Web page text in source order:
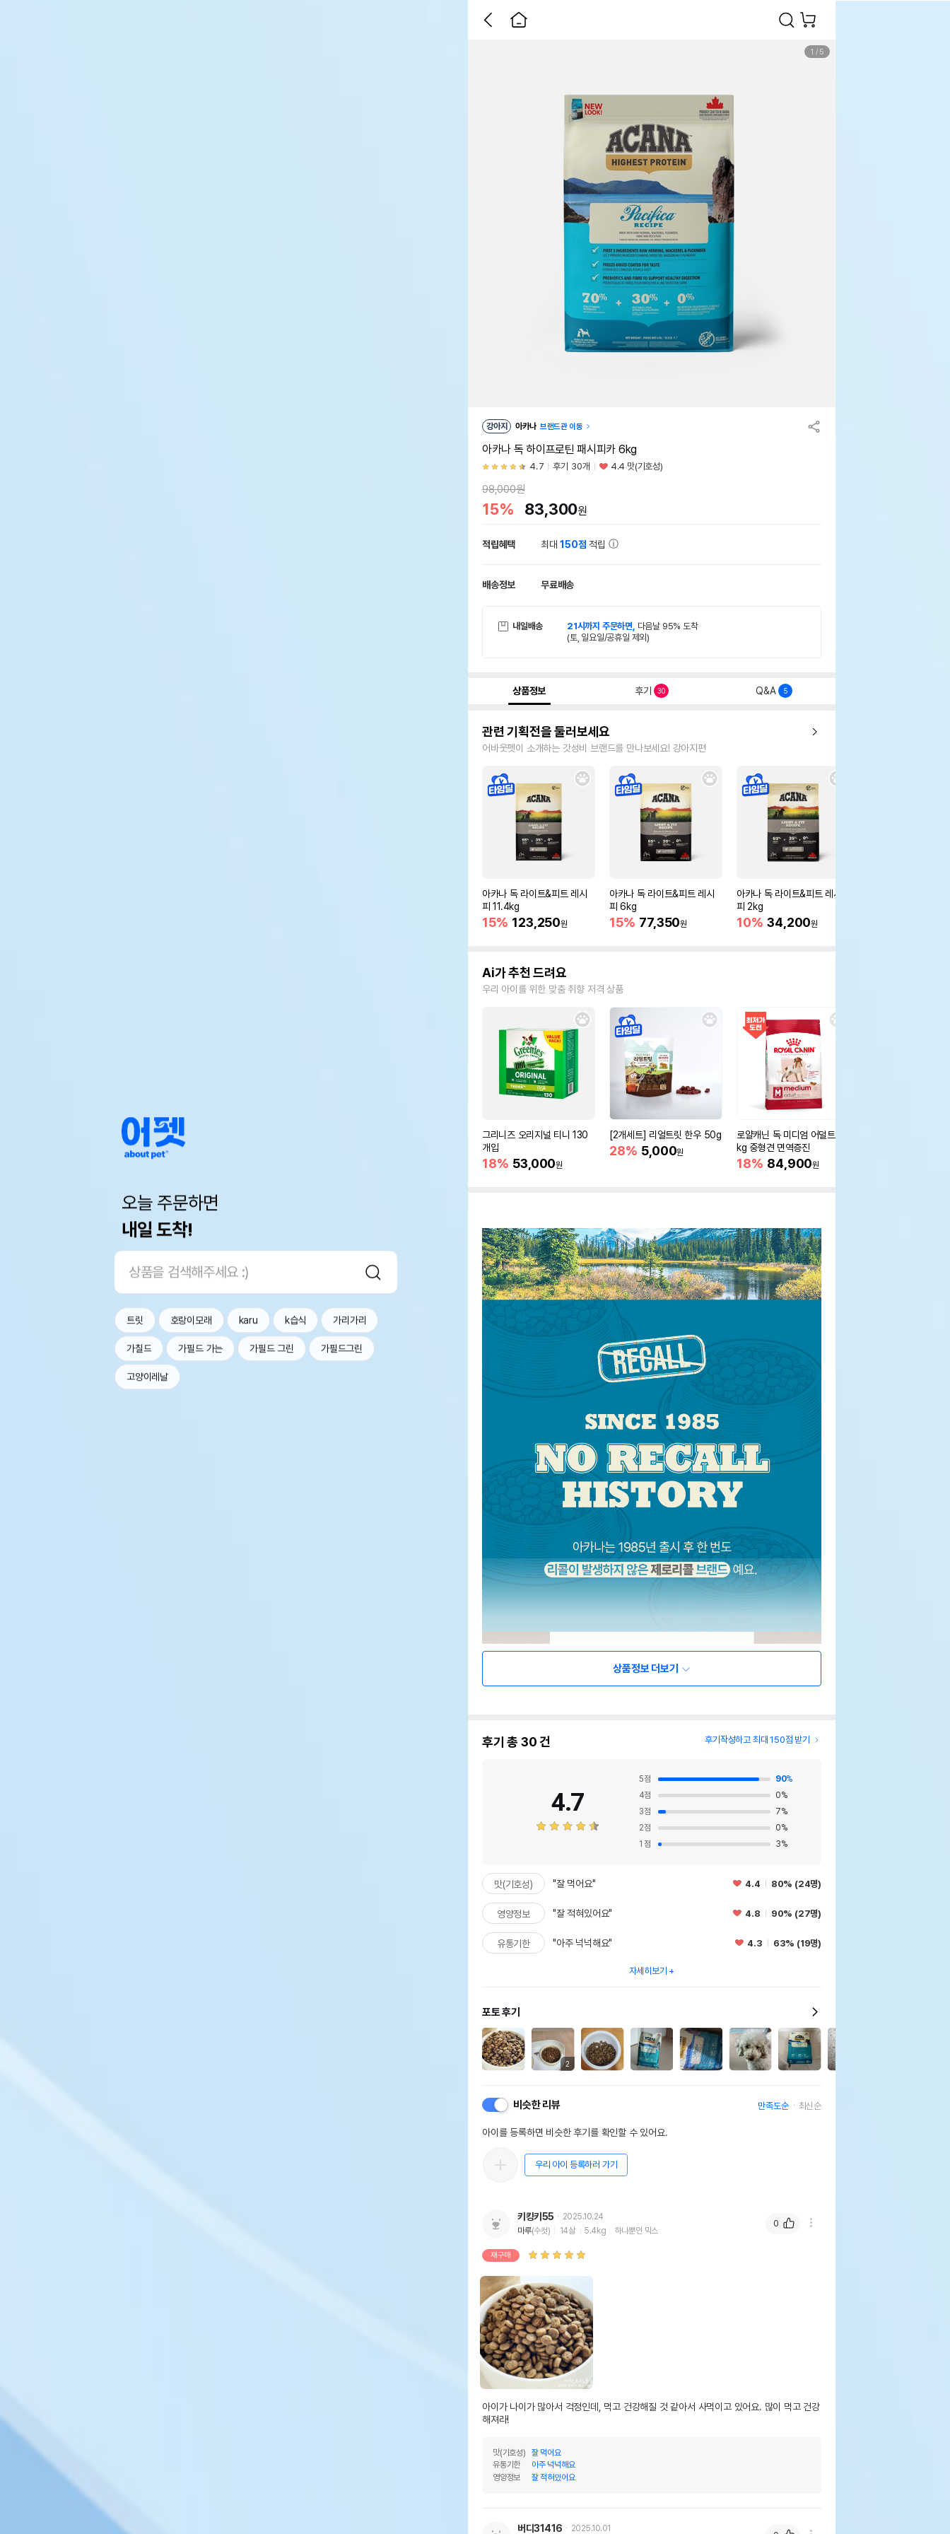
오늘 주문하면
내일 도착!
트릿 호랑이모래 karu k습식 가리가리
가칠드 가필드 가는 가필드 그린 가필드그린
고양이레날
1 / 5
강아지 아카나 브랜드관 이동
아카나 독 하이프로틴 패시피카 6kg
4.7 후기 30개 4.4 맛(기호성)
98,000원
15% 83,300원
적립혜택 최대150점 적립
배송정보 무료배송
내일배송 21시까지 주문하면, 다음날 95% 도착
(토, 일요일/공휴일 제외)
상품정보 후기 30 Q&A 5
관련 기획전을 둘러보세요
어바웃펫이 소개하는 갓성비 브랜드를 만나보세요! 강아지편
아카나 독 라이트&피트 레시
피 11.4kg
15% 123,250원
아카나 독 라이트&피트 레시
피 6kg
15% 77,350원
아카나 독 라이트&피트 레시
피 2kg
10% 34,200원
Ai가 추천 드려요
우리 아이를 위한 맞춤 취향 저격 상품
그리니즈 오리지널 티니 130
개입
18% 53,000원
[2개세트] 리얼트릿 한우 50g
28% 5,000원
로얄캐닌 독 미디엄 어덜트 10
kg 중형견 면역증진
18% 84,900원
상품정보 더보기
후기 총 30건 후기작성하고 최대 150점 받기
4.7
5점 90%
4점 0%
3점 7%
2점 0%
1 점 3%
맛(기호성) "잘 먹어요" 4.4 80% (24명)
영양정보 "잘 적혀있어요" 4.8 90% (27명)
유통기한 "아주 넉넉해요" 4.3 63% (19명)
자세히보기
포토 후기
2
비슷한 리뷰 만족도순 최신순
아이를 등록하면 비슷한 후기를 확인할 수 있어요.
우리 아이 등록하러 가기
키킹키55
2025.10.24
마루(수컷) 14살 5.4kg 하나뿐인 믹스
재구매
아이가 나이가 많아서 걱정인데, 먹고 건강해질 것 같아서 사먹이고 있어요. 많이 먹고 건강
해져라!
맛(기호성)
잘 먹어요
유통기한
아주 넉넉해요
영양정보
잘 적혀있어요
0
버디31416 2025.10.01